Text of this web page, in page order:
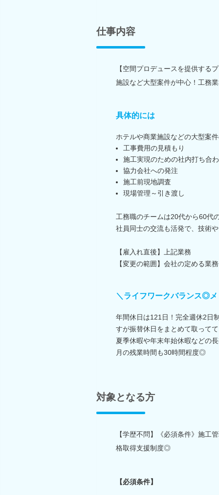
仕事内容
【空間プロデュースを提供する
施設など大型案件が中心！工務
具体的には
ホテルや商業施設などの大型案
工事費用の見積もり
施工実現のための社内打ち合
協力会社への発注
施工前現地調査
現場管理～引き渡し
工務職のチームは20代から60代
社員同士の交流も活発で、技術
【雇入れ直後】上記業務
【変更の範囲】会社の定める業
＼ライフワークバランス◎
年間休日は121日！完全週休2日
すが振替休日をまとめて取って
夏季休暇や年末年始休暇などの
月の残業時間も30時間程度◎
対象となる方
【学歴不問】《必須条件》施工
格取得支援制度◎
【必須条件】